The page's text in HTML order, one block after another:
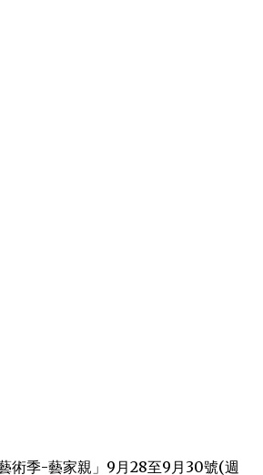
術季-藝家親」9月28至9月30號(週